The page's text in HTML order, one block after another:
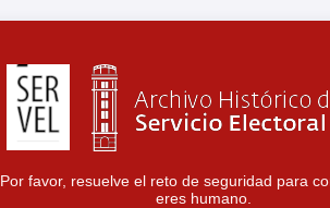
Por favor, resuelve el reto de seguridad para
eres humano.